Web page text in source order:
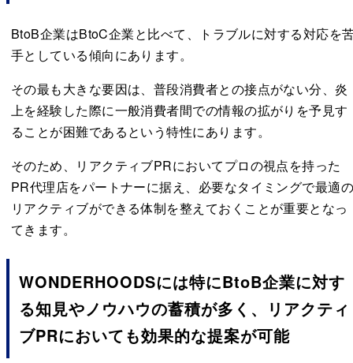
BtoB企業はBtoC企業と比べて、トラブルに対する対応を
手としている傾向にあります。
その最も大きな要因は、普段消費者との接点がない分、炎
上を経験した際に一般消費者間での情報の拡がりを予見す
ることが困難であるという特性にあります。
そのため、リアクティブPRにおいてプロの視点を持った
PR代理店をパートナーに据え、必要なタイミングで最適
リアクティブができる体制を整えておくことが重要となっ
てきます。
WONDERHOODSには特にBtoB企業に対す
る知見やノウハウの蓄積が多く、リアクティ
ブPRにおいても効果的な提案が可能